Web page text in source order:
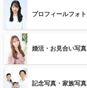
プロフィールフォト
婚活・お見合い写真
記念写真・家族写真